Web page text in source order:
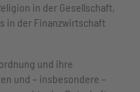
in der Gesellschaft,
in der Finanzwirtschaft
und ihre
und – insbesondere –